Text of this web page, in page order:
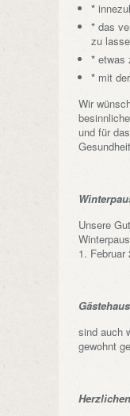
*
* das
zu
* etwas
* mit
Wir
und für
Unsere
1. Februar
sind auch
gewohnt